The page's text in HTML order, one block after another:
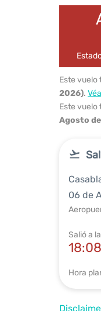
Este vuelo
2026).
Este vuelo
Agosto
06 de
Salió a
18:08
Hora